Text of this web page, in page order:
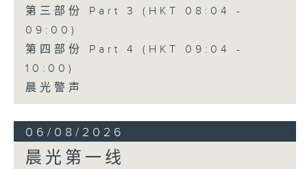
第三部份 Part 3 (HKT 08:04 -
09:00)
第四部份 Part 4 (HKT 09:04 -
10:00)
晨光警声
06/08/2026
晨光第一线